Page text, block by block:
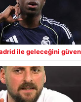
ile geleceğini